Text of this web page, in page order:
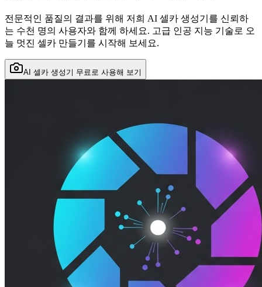
전문적인 품질의 결과를 위해 저희 AI 셀카 생성기를 신뢰하
는 수천 명의 사용자와 함께 하세요. 고급 인공 지능 기술로 오
늘 멋진 셀카 만들기를 시작해 보세요.
AI 셀카 생성기 무료로 사용해 보기